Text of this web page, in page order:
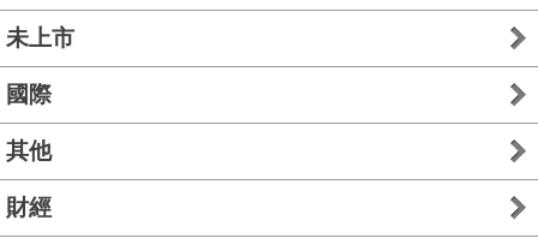
未上市
國際
其他
財經